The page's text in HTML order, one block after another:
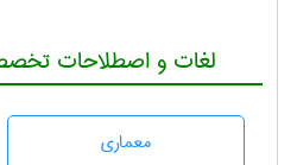
لغات و اصطلاحات
معماری